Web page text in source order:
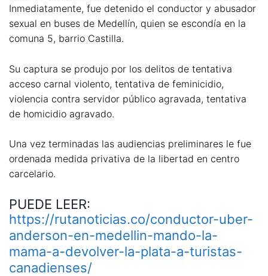
Inmediatamente, fue detenido el conductor y abusador
sexual en buses de Medellín, quien se escondía en la
comuna 5, barrio Castilla.
Su captura se produjo por los delitos de tentativa
acceso carnal violento, tentativa de feminicidio,
violencia contra servidor público agravada, tentativa
de homicidio agravado.
Una vez terminadas las audiencias preliminares le fue
ordenada medida privativa de la libertad en centro
carcelario.
PUEDE LEER:
https://rutanoticias.co/conductor-uber-
anderson-en-medellin-mando-la-
mama-a-devolver-la-plata-a-turistas-
canadienses/